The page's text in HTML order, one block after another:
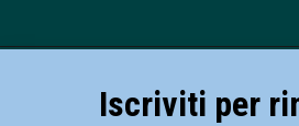
Iscriviti per